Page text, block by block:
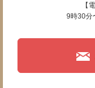
【
9時30分